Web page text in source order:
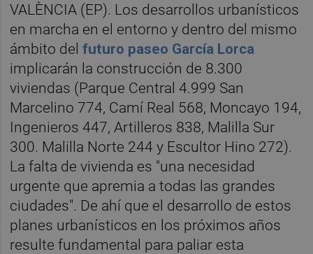
VALÈNCIA (EP). Los desarrollos urbanísticos
en marcha en el entorno y dentro del mismo
ámbito delfuturo paseo García Lorca
implicarán la construcción de 8.300
viviendas (Parque Central 4.999 San
Marcelino 774, Camí Real 568, Moncayo 194,
Ingenieros 447, Artilleros 838, Malilla Sur
300. Malilla Norte 244 y Escultor Hino 272).
La falta de vivienda es "una necesidad
urgente que apremia a todas las grandes
ciudades". De ahí que el desarrollo de estos
planes urbanísticos en los próximos años
resulte fundamental para paliar esta